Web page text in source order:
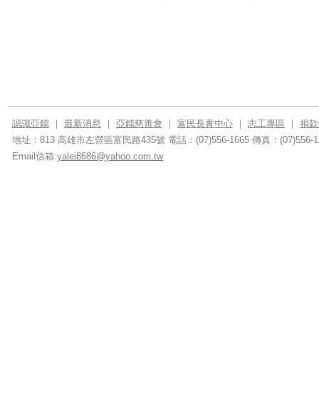
認識亞鐳 ｜ 最新消息 ｜ 亞鐳慈善會 ｜ 富民長青中心 ｜ 志工專區 ｜ 捐
地址：813 高雄市左營區富民路435號 電話：(07)556-1665 傳真：(07)556-
Email信箱:yalei8686@yahoo.com.tw